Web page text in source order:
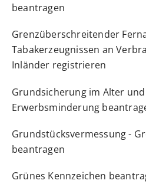
beantragen
Grenzüberschreitender
Tabakerzeugnissen an
Inländer registrieren
Grundsicherung im Alter
Erwerbsminderung
Grundstücksvermessung -
beantragen
Grünes Kennzeichen